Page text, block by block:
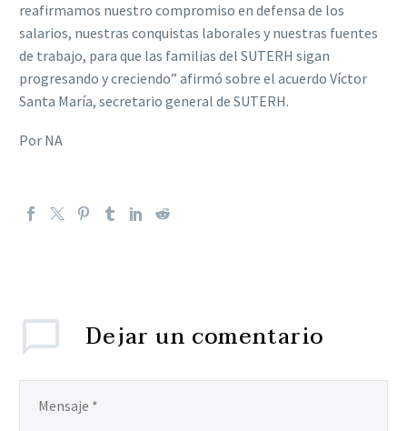
reafirmamos nuestro compromiso en defensa de los
salarios, nuestras conquistas laborales y nuestras fuentes
de trabajo, para que las familias del SUTERH sigan
progresando y creciendo” afirmó sobre el acuerdo Víctor
Santa María, secretario general de SUTERH.
Por NA
Dejarun comentario